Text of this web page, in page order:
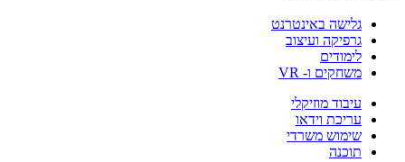
גלישה באינטרנט
גרפיקה ועיצוב
לימודים
משחקים ו- VR
עיבוד מוזיקלי
עריכת וידאו
שימוש משרדי
תוכנה